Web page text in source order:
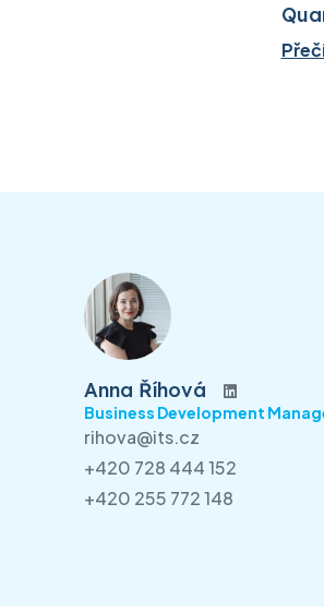
Anna Říhová
Business Development
rihova@its.cz
+420 728 444 152
+420 255 772 148